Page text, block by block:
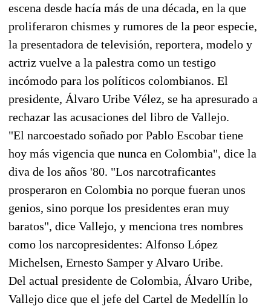
escena desde hacía más de una década, en la que
proliferaron chismes y rumores de la peor especie,
la presentadora de televisión, reportera, modelo y
actriz vuelve a la palestra como un testigo
incómodo para los políticos colombianos. El
presidente, Álvaro Uribe Vélez, se ha apresurado a
rechazar las acusaciones del libro de Vallejo.
"El narcoestado soñado por Pablo Escobar tiene
hoy más vigencia que nunca en Colombia", dice la
diva de los años '80. "Los narcotraficantes
prosperaron en Colombia no porque fueran unos
genios, sino porque los presidentes eran muy
baratos", dice Vallejo, y menciona tres nombres
como los narcopresidentes: Alfonso López
Michelsen, Ernesto Samper y Alvaro Uribe.
Del actual presidente de Colombia, Álvaro Uribe,
Vallejo dice que el jefe del Cartel de Medellín lo